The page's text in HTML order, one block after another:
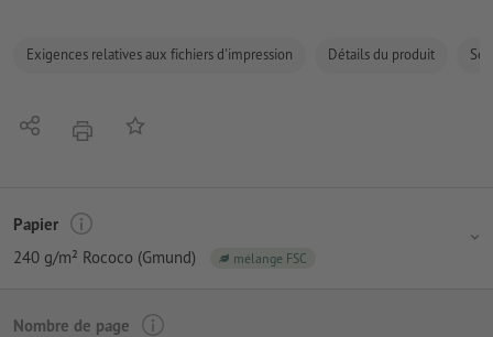
Exigences relatives aux fichiers d'impression Détails du produit
PartagerimprimerAjouter à liste d'article
Papier
240 g/m² Rococo (Gmund)
mélange FSC
Nombre de page